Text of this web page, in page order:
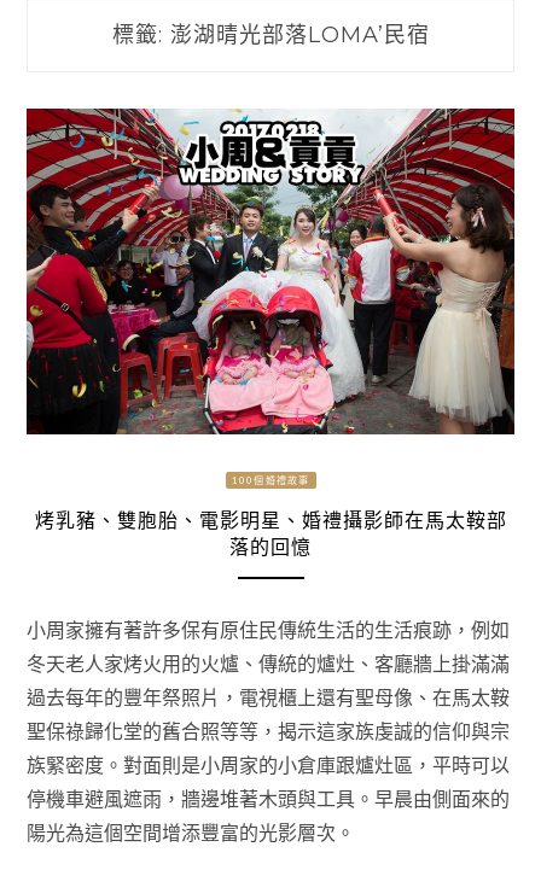
標籤: 澎湖晴光部落LOMA’民宿
100個婚禮故事
烤乳豬、雙胞胎、電影明星、婚禮攝影師在馬太鞍部
落的回憶
小周家擁有著許多保有原住民傳統生活的生活痕跡，例如
冬天老人家烤火用的火爐、傳統的爐灶、客廳牆上掛滿滿
過去每年的豐年祭照片，電視櫃上還有聖母像、在馬太鞍
聖保祿歸化堂的舊合照等等，揭示這家族虔誠的信仰與宗
族緊密度。對面則是小周家的小倉庫跟爐灶區，平時可以
停機車避風遮雨，牆邊堆著木頭與工具。早晨由側面來的
陽光為這個空間增添豐富的光影層次。